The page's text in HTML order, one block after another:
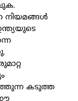
നിയമങ്ങള്‍
കടുത്ത
ഈ